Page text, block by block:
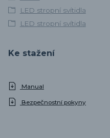
LED stropní svítidla
LED stropní svítidla
Ke stažení
Manual
Bezpečnostní pokyny